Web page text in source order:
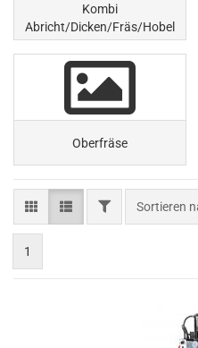
Kombi
Abricht/Dicken/Fräs/Hobel
Oberfräse
FILTERSortieren
Sortieren
1